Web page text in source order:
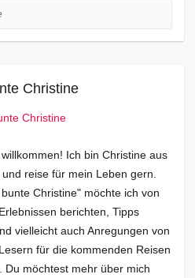
Christine
Ich bin Christine aus
reise für mein Leben gern.
Christine" möchte ich von
berichten, Tipps
vielleicht auch Anregungen von
für die kommenden Reisen
Du möchtest mehr über mich